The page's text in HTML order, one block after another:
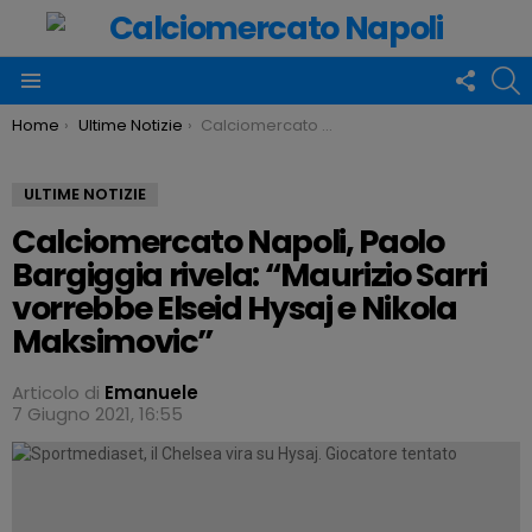
US
You are here:
Home Ultime Notizie Calciomercato Napoli, Paolo Bargiggia rivela: “Maurizio Sarri vorrebbe Elseid Hysaj e Nikola Maksimovic”
ULTIME NOTIZIE
Calciomercato Napoli, Paolo
Bargiggia rivela: “Maurizio Sarri
vorrebbe Elseid Hysaj e Nikola
Maksimovic”
Articolo di Emanuele
7 Giugno 2021, 16:55